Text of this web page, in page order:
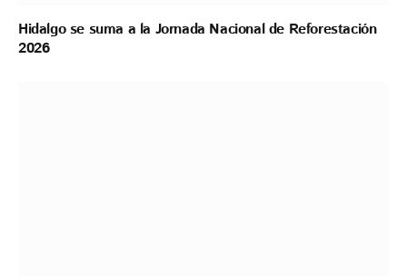
Hidalgo se suma a la Jornada Nacional de Reforestación
2026